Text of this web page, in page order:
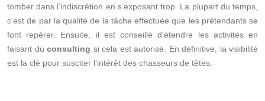
tomber dans l’indiscrétion en s’exposant trop. La plupart du temps,
c’est de par la qualité de la tâche effectuée que les prétendants se
font repérer. Ensuite, il est conseillé d’étendre les activités en
faisant du consulting si cela est autorisé. En définitive, la visibilité
est la clé pour susciter l’intérêt des chasseurs de têtes.